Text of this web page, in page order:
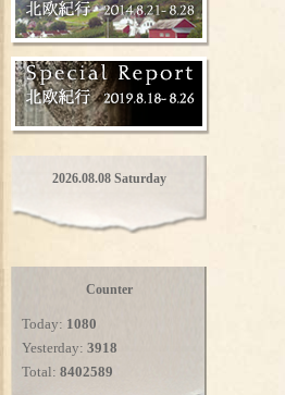
2026.08.08 Saturday
Counter
Today: 1080
Yesterday: 3918
Total: 8402589